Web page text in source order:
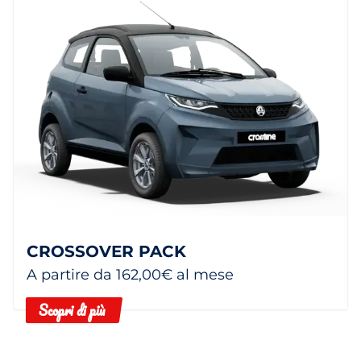
CROSSOVER PACK
A partire da 162,00€ al mese
Scopri di più